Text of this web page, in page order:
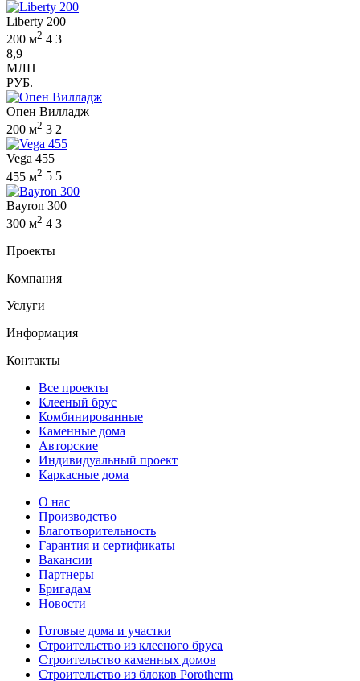
Liberty 200
200 м2 4 3
8,9
МЛН
РУБ.
Опен Вилладж
200 м2 3 2
Vega 455
455 м2 5 5
Bayron 300
300 м2 4 3
Проекты
Компания
Услуги
Информация
Контакты
Все проекты
Клееный брус
Комбинированные
Каменные дома
Авторские
Индивидуальный проект
Каркасные дома
О нас
Производство
Благотворительность
Гарантия и сертификаты
Вакансии
Партнеры
Бригадам
Новости
Готовые дома и участки
Строительство из клееного бруса
Строительство каменных домов
Строительство из блоков Porotherm